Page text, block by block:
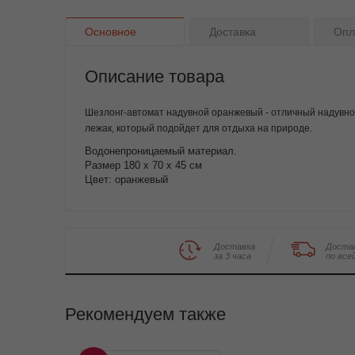
Основное Доставка
Описание товара
Шезлонг-автомат надувной оранжевый - отличный
лежак, который подойдет для отдыха на природе.
Водонепроницаемый материал.
Размер 180 х 70 х 45 см
Цвет: оранжевый
Доставка
за 3 часа
по
Рекомендуем также